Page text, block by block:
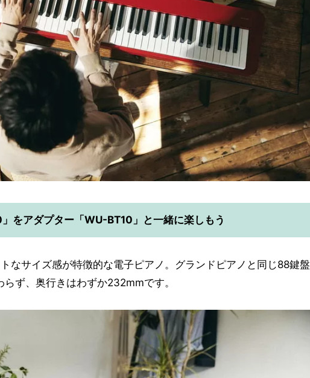
をアダプター「WU-BT10」と一緒に楽しもう
トなサイズ感が特徴的な電子ピアノ。グランドピアノと同じ88鍵盤
ず、奥行きはわずか232mmです。